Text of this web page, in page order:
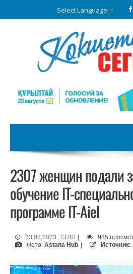
Select Language ▼
2307 женщин подали
обучение IT-
программе IT-Aiel
23.07.2023, 13:00 985
Фото: Astana Hub Источник: